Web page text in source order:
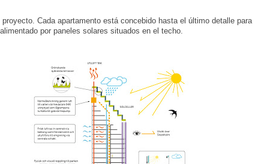
Cada apartamento está concebido hasta el último detalle para
por paneles solares situados en el techo.